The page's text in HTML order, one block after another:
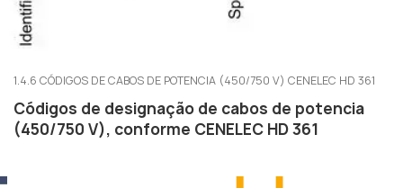
1.4.6 CÓDIGOS DE CABOS DE POTENCIA (450/750 V) CENELEC HD 361
Códigos de designação de cabos de potencia
(450/750 V), conforme CENELEC HD 361